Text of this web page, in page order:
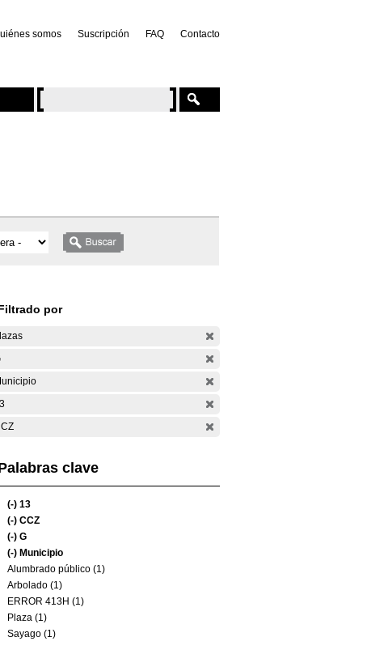
somos Suscripción FAQ Contacto
por
clave
(-) 13
(-) CCZ
(-) G
(-) Municipio
Alumbrado público (1)
Arbolado (1)
ERROR 413H (1)
Plaza (1)
Sayago (1)